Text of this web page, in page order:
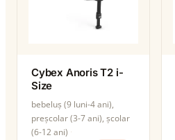
Cybex Anoris T2 i-
Size
bebeluș (9 luni-4 ani),
preșcolar (3-7 ani), școlar
(6-12 ani)